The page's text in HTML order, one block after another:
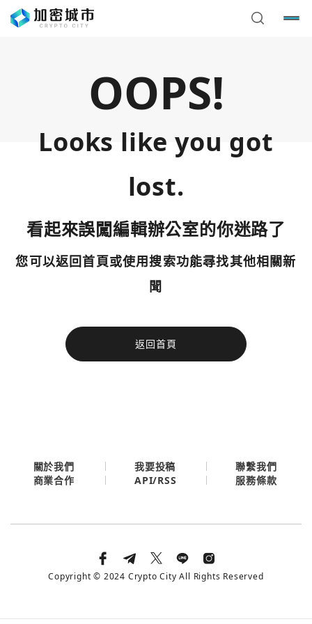
OOPS!
Looks like you got
lost.
看起來誤闖編輯辦公室的你迷路了
您可以返回首頁或使用搜索功能尋找其他相關新
聞
返回首頁
今日熱門
使用以下帳號繼續
您已閒置5分鐘，請點擊關閉按鈕或空白處，即可回到加密
今日熱門
關於我們 我要投稿
聯繫我們
商業合作
API/RSS 服務條款
Copyright © 2024 Crypto City All Rights Reserved